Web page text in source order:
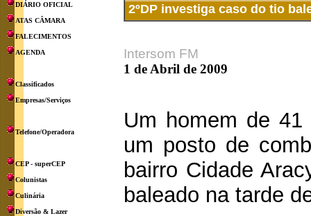
DIÁRIO OFICIAL
ATAS CÂMARA
FALECIMENTOS
AGENDA
Classificados
Empresas/Serviços
Telefone/Operadora
CEP - superCEP
Colunistas
Culinária
Diversão & Lazer
2ºDP investiga caso do tio
Intersom FM
1 de Abril de 2009
Um homem de
um posto de
bairro Cidade
baleado na tarde